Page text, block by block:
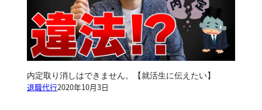
内定取り消しはできません。【就活生に伝えたい】
退職代行2020年10月3日